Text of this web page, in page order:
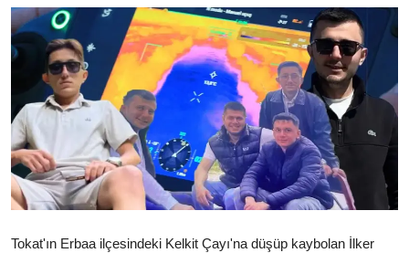
Teknoloji Haberleri
Dünya Haberleri
Çerkezköy
Tokat'ın Erbaa ilçesindeki Kelkit Çayı'na düşüp kaybolan İlker